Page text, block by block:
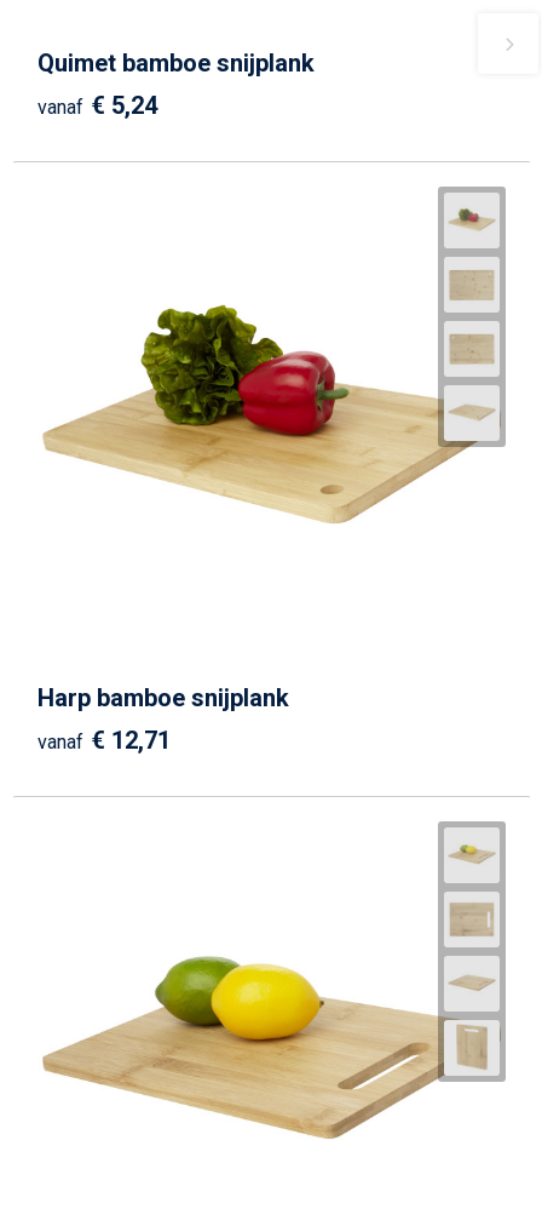
Quimet bamboe snijplank
vanaf € 5,24
Harp bamboe snijplank
vanaf € 12,71